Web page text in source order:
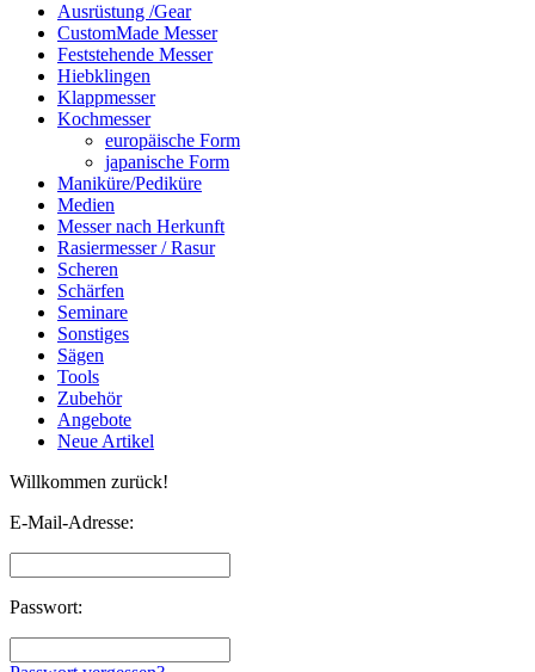
Ausrüstung /Gear
CustomMade Messer
Feststehende Messer
Hiebklingen
Klappmesser
Kochmesser
europäische Form
japanische Form
Maniküre/Pediküre
Medien
Messer nach Herkunft
Rasiermesser / Rasur
Scheren
Schärfen
Seminare
Sonstiges
Sägen
Tools
Zubehör
Angebote
Neue Artikel
Willkommen zurück!
E-Mail-Adresse:
Passwort: